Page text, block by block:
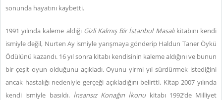
sonunda hayatını kaybetti.
1991 yılında kaleme aldığı Gizli Kalmış Bir İstanbul Masalıkitabını kendi
ismiyle değil, Nurten Ay ismiyle yarışmaya gönderip Haldun Taner Öykü
Ödülünü kazandı. 16 yıl sonra kitabı kendisinin kaleme aldığını ve bunun
bir çeşit oyun olduğunu açıkladı. Oyunu yirmi yıl sürdürmek istediğini
ancak hastalığı nedeniyle gerçeği açıkladığını belirtti. Kitap 2007 yılında
kendi ismiyle basıldı. İnsansız Konağın İkonu kitabı 1992’de Milliyet